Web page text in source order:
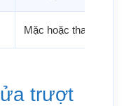
Mặc hoặc thay đổi
trượt